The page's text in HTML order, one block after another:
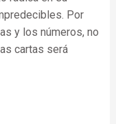
Por
y los números, no
cartas será